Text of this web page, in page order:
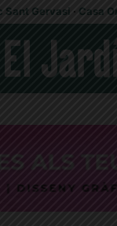
Sant Gervasi · Casa